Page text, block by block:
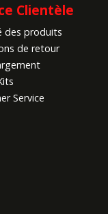
Clientèle
des produits
de retour
Service